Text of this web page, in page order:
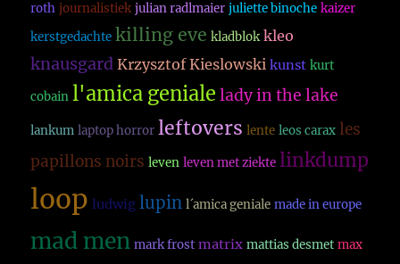
roth journalistiek julian radlmaier juliette binoche kaizer
kerstgedachte killing eve kladblok kleo
knausgard Krzysztof Kieslowski kunst kurt
cobain l'amica geniale lady in the lake
lankum laptop horror leftovers lente leos carax les
papillons noirs leven leven met ziekte linkdump
loop ludwig lupin l´amica geniale made in europe
mad men mark frost matrix mattias desmet max